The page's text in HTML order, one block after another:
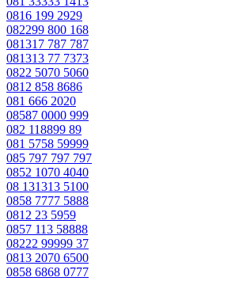
0816 199 2929
082299 800 168
081317 787 787
081313 77 7373
0822 5070 5060
0812 858 8686
081 666 2020
08587 0000 999
082 118899 89
081 5758 59999
085 797 797 797
0852 1070 4040
08 131313 5100
0858 7777 5888
0812 23 5959
0857 113 58888
08222 99999 37
0813 2070 6500
0858 6868 0777